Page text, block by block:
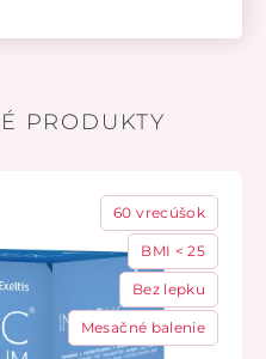
PRODUKTY
60 vrecúšok
BMI < 25
Bez lepku
Mesačné balenie